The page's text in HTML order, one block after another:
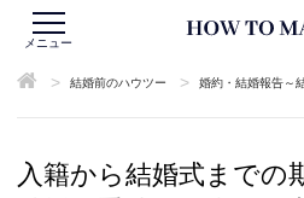
メニュー
> 結婚前のハウツー > 婚約・結婚報告～
入籍から結婚式までの